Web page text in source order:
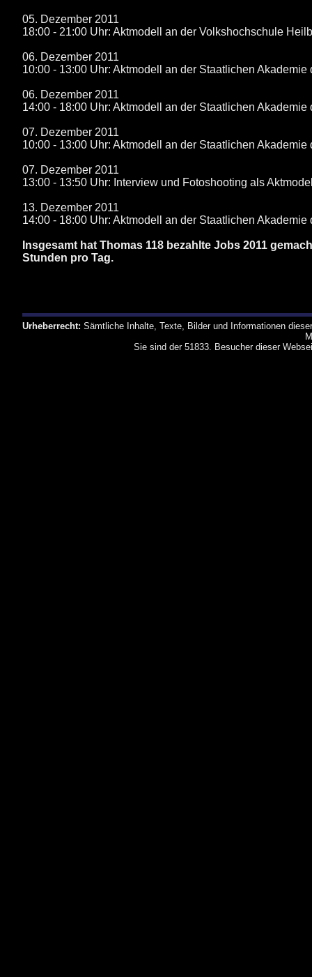
05. Dezember 2011
18:00 - 21:00 Uhr: Aktmodell an der Volkshochschule
06. Dezember 2011
10:00 - 13:00 Uhr: Aktmodell an der Staatlichen
06. Dezember 2011
14:00 - 18:00 Uhr: Aktmodell an der Staatlichen
07. Dezember 2011
10:00 - 13:00 Uhr: Aktmodell an der Staatlichen
07. Dezember 2011
13:00 - 13:50 Uhr: Interview und Fotoshooting als
13. Dezember 2011
14:00 - 18:00 Uhr: Aktmodell an der Staatlichen
Insgesamt hat Thomas 118 bezahlte Jobs 2011
Stunden pro Tag.
Urheberrecht: Sämtliche Inhalte, Texte, Bilder und Informationen
Sie sind der 51833. Besucher dieser